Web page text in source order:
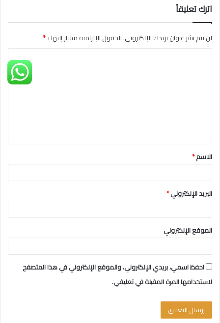
اترك تعليقاً
لن يتم نشر عنوان بريدك الإلكتروني.الحقول الإلزامية مشار إليها بـ*
ق
*
الاسم*
البريد الإلكتروني*
الموقع الإلكتروني
احفظ اسمي، بريدي الإلكتروني، والموقع الإلكتروني في هذا المتصفح
لاستخدامها المرة المقبلة في تعليقي.